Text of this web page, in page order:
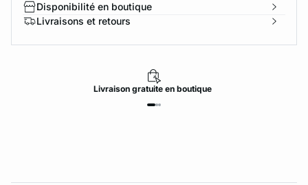
Disponibilité en boutique
Livraisons et retours
Livraisongratuiteen boutique